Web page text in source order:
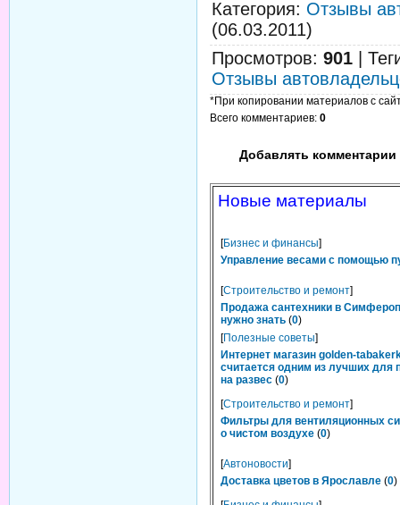
Категория: Отзывы
(06.03.2011)
Просмотров: 901
Отзывы
*При копировании материалов с
Всего комментариев: 0
Добавлять комментарии
Новые материалы
[Бизнес и финансы]
Управление весами с помощью
[Строительство и ремонт]
Продажа сантехники в
нужно знать (0)
[Полезные советы]
Интернет магазин golden-
считается одним из лучших для
на развес (0)
[Строительство и ремонт]
Фильтры для вентиляционных
о чистом воздухе (0)
[Автоновости]
Доставка цветов в Ярославле (0)